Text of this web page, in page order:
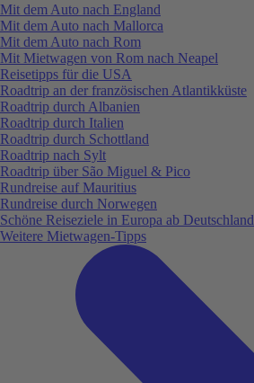
Mit dem Auto nach England
Mit dem Auto nach Mallorca
Mit dem Auto nach Rom
Mit Mietwagen von Rom nach Neapel
Reisetipps für die USA
Roadtrip an der französischen Atlantikküste
Roadtrip durch Albanien
Roadtrip durch Italien
Roadtrip durch Schottland
Roadtrip nach Sylt
Roadtrip über São Miguel & Pico
Rundreise auf Mauritius
Rundreise durch Norwegen
Schöne Reiseziele in Europa ab Deutschland
Weitere Mietwagen-Tipps